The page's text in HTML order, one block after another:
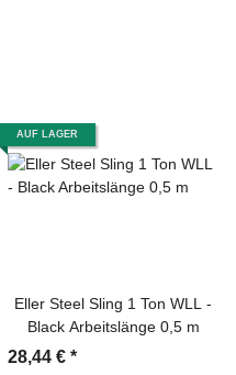
AUF LAGER
Eller Steel Sling 1 Ton WLL -
Black Arbeitslänge 0,5 m
28,44 € *